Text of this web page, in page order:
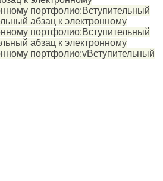
портфолио:Вступительный
абзац к электронному
портфолио:Вступительный
абзац к электронному
портфолио:vВступительный